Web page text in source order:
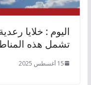
اليوم : خلايا
تشمل هذه
15 أغسطس 2025